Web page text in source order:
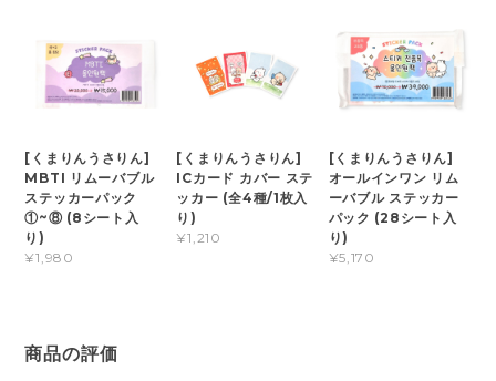
[くまりんうさりん]
MBTI リムーバブル
ステッカーパック
①~⑧ (8シート入
り)
¥1,980
[くまりんうさりん]
ICカード カバー ステ
ッカー (全4種/1枚入
り)
¥1,210
[くまりんうさりん]
オールインワン リム
ーバブル ステッカー
パック (28シート入
り)
¥5,170
商品の評価